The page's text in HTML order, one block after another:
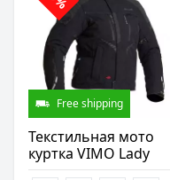
Free shipping
Текстильная мото
куртка VIMO Lady